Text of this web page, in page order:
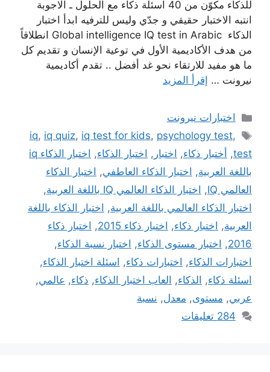
للذكاء مكوّن من 40 اسئلة ذكاء مع الحلول ـ الاجوبة
انتبه الاختبار حقيقي و جدّي وليس للترفيه ابدأ اختبار
الذكاء Global intelligence IQ test in Arabic انطلاقاً
من هدف الأكاديمية الأول في توعية الإنسان و تقديم كل
ما هو مفيد للارتقاء نحو غد أفضل .. تقدم أكاديمية
نيرونت … إقرأ المزيد
التصنيفات
اختبارات نيرونت
الوسوم
iq, iq quiz, iq test for kids, psychology test,
test
, أختبار ذكاء, اختبار , اختبار الذكاء,
اختبار الذكاء iq
باللغة العربية, اختبار الذكاء العاطفي, اختبار الذكاء
العالمي IQ
, اختبار الذكاء العالمي IQ باللغة العربية
,
اختبار الذكاء العالمي باللغة العربية, اختبار الذكاء باللغة
العربية, اختبار ذكاء, اختبار ذكاء 2015 , اختبار ذكاء
2016
, اختبار مستوى الذكاء, اختبار نسبة الذكاء,
اختبارات الذكاء, اختبارات ذكاء, اسئلة اختبار الذكاء,
اسئلة ذكاء, الذكاء, العاب اختبار الذكاء, ذكاء, عالمي,
عربي, مستوى, معدل, نسبة
284 تعليقات